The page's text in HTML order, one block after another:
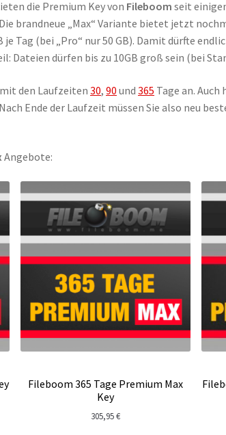
die Premium Key von Fileboom seit
brandneue „Max“ Variante bietet jetzt
Tag (bei „Pro“ nur 50 GB). Damit dürfte
Dateien dürfen bis zu 10GB groß sein (bei
mit den Laufzeiten30,90 und365 Tage an.
Ende der Laufzeit müssen Sie also neu
Angebote:
Fileboom 365 Tage Premium Max
Key
305,95€